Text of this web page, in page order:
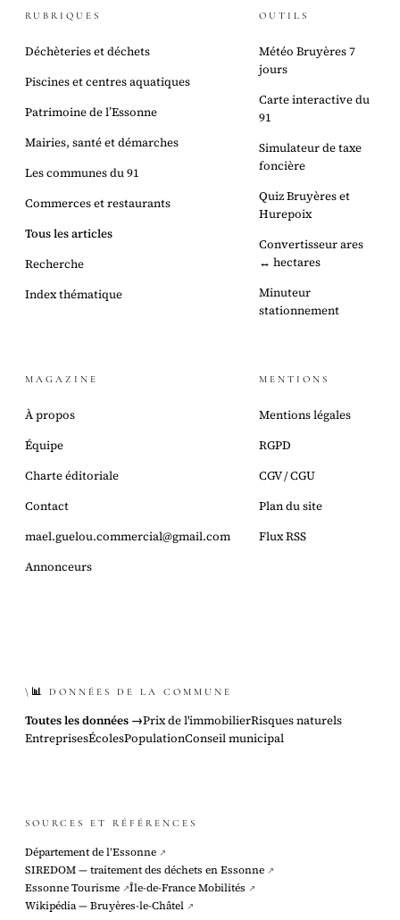
RUBRIQUES
Déchèteries et déchets
Piscines et centres aquatiques
Patrimoine de l’Essonne
Mairies, santé et démarches
Les communes du 91
Commerces et restaurants
Tous les articles
Recherche
Index thématique
OUTILS
Météo Bruyères 7
jours
Carte interactive du
91
Simulateur de taxe
foncière
Quiz Bruyères et
Hurepoix
Convertisseur ares
↔ hectares
Minuteur
stationnement
MAGAZINE
À propos
Équipe
Charte éditoriale
Contact
mael.guelou.commercial@gmail.com
Annonceurs
MENTIONS
Mentions légales
RGPD
CGV / CGU
Plan du site
Flux RSS
\📊 DONNÉES DE LA COMMUNE
Toutes les données →Prix de l'immobilierRisques naturels
EntreprisesÉcolesPopulationConseil municipal
SOURCES ET RÉFÉRENCES
Département de l’Essonne ↗
SIREDOM — traitement des déchets en Essonne ↗
Essonne Tourisme ↗Île-de-France Mobilités ↗
Wikipédia — Bruyères-le-Châtel ↗